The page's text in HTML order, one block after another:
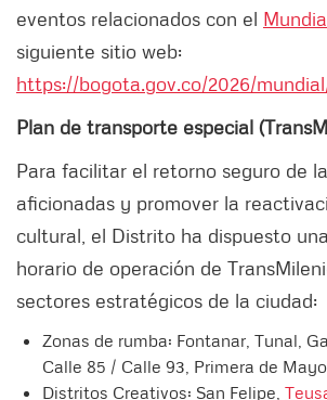
eventos relacionados con el
siguiente sitio web:
https://bogota.gov.co/2026/
Plan de transporte especial
Para facilitar el retorno seguro de
aficionadas y promover la
cultural, el Distrito ha dispuesto
horario de operación de
sectores estratégicos de la ciudad:
Zonas de rumba: Fontanar, Tunal,
Calle 85 / Calle 93, Primera de
Distritos Creativos: San Felipe,